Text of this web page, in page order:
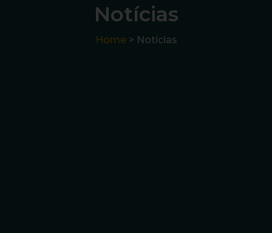
Notícias
Home > Notícias